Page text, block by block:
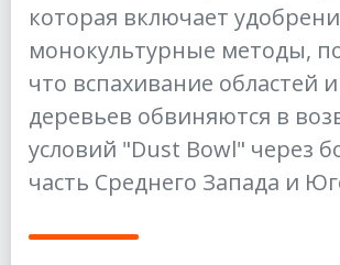
которая включает
монокультурные методы,
что вспахивание областей
деревьев обвиняются в
условий "Dust Bowl" через
часть Среднего Запада и